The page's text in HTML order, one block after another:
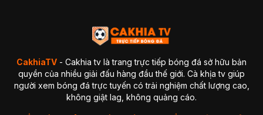
CakhiaTV - Cakhia tv là trang trực tiếp bóng đá sở hữu bản
quyền của nhiều giải đấu hàng đầu thế giới. Cà khịa tv giúp
người xem bóng đá trực tuyến có trải nghiệm chất lượng cao,
không giật lag, không quảng cáo.